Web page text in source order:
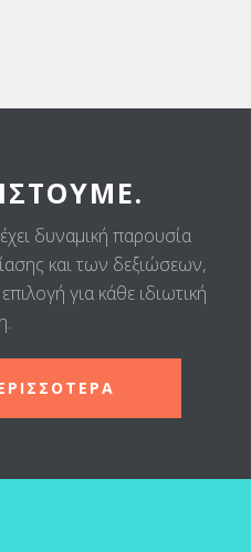
δυναμική παρουσία
και των δεξιώσεων,
για κάθε ιδιωτική